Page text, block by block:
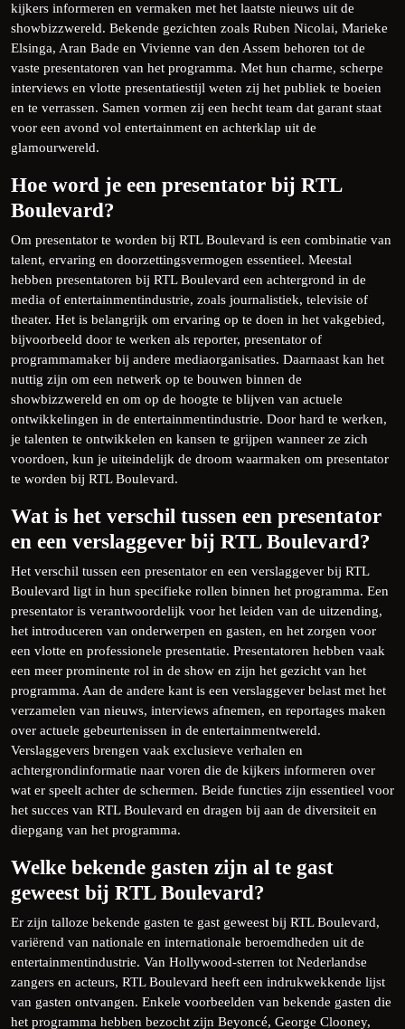
kijkers informeren en vermaken met het laatste nieuws uit de
showbizzwereld. Bekende gezichten zoals Ruben Nicolai, Marieke
Elsinga, Aran Bade en Vivienne van den Assem behoren tot de
vaste presentatoren van het programma. Met hun charme, scherpe
interviews en vlotte presentatiestijl weten zij het publiek te boeien
en te verrassen. Samen vormen zij een hecht team dat garant staat
voor een avond vol entertainment en achterklap uit de
glamourwereld.
Hoe word je een presentator bij RTL
Boulevard?
Om presentator te worden bij RTL Boulevard is een combinatie van
talent, ervaring en doorzettingsvermogen essentieel. Meestal
hebben presentatoren bij RTL Boulevard een achtergrond in de
media of entertainmentindustrie, zoals journalistiek, televisie of
theater. Het is belangrijk om ervaring op te doen in het vakgebied,
bijvoorbeeld door te werken als reporter, presentator of
programmamaker bij andere mediaorganisaties. Daarnaast kan het
nuttig zijn om een netwerk op te bouwen binnen de
showbizzwereld en om op de hoogte te blijven van actuele
ontwikkelingen in de entertainmentindustrie. Door hard te werken,
je talenten te ontwikkelen en kansen te grijpen wanneer ze zich
voordoen, kun je uiteindelijk de droom waarmaken om presentator
te worden bij RTL Boulevard.
Wat is het verschil tussen een presentator
en een verslaggever bij RTL Boulevard?
Het verschil tussen een presentator en een verslaggever bij RTL
Boulevard ligt in hun specifieke rollen binnen het programma. Een
presentator is verantwoordelijk voor het leiden van de uitzending,
het introduceren van onderwerpen en gasten, en het zorgen voor
een vlotte en professionele presentatie. Presentatoren hebben vaak
een meer prominente rol in de show en zijn het gezicht van het
programma. Aan de andere kant is een verslaggever belast met het
verzamelen van nieuws, interviews afnemen, en reportages maken
over actuele gebeurtenissen in de entertainmentwereld.
Verslaggevers brengen vaak exclusieve verhalen en
achtergrondinformatie naar voren die de kijkers informeren over
wat er speelt achter de schermen. Beide functies zijn essentieel voor
het succes van RTL Boulevard en dragen bij aan de diversiteit en
diepgang van het programma.
Welke bekende gasten zijn al te gast
geweest bij RTL Boulevard?
Er zijn talloze bekende gasten te gast geweest bij RTL Boulevard,
variërend van nationale en internationale beroemdheden uit de
entertainmentindustrie. Van Hollywood-sterren tot Nederlandse
zangers en acteurs, RTL Boulevard heeft een indrukwekkende lijst
van gasten ontvangen. Enkele voorbeelden van bekende gasten die
het programma hebben bezocht zijn Beyoncé, George Clooney,